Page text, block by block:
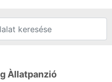
Àllatpanzió